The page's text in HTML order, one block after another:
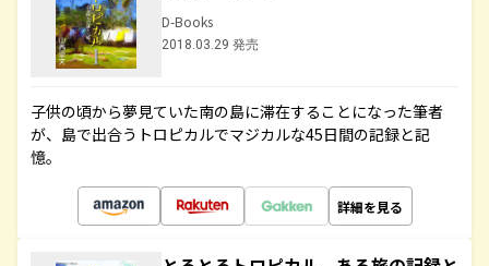
D-Books
2018.03.29 発売
子供の頃から夢見ていた南の島に滞在することになった筆者
が、島で出合うトロピカルでマジカルな45日間の記録と記
憶。
詳細を見る